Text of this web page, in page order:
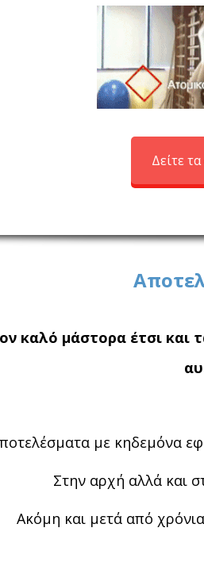
Δείτε
καλό μάστορα έτσι και
με κηδεμόνα
Στην αρχή αλλά και
Ακόμη και μετά από